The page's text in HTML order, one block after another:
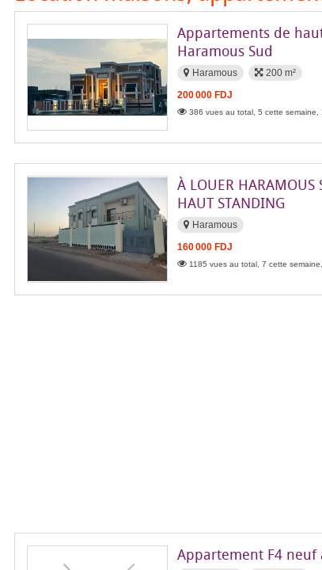
Appartements de
Haramous Sud
Haramous
200 m²
200 000 FDJ
386 vues au total, 5 cette semaine,
À LOUER HARAMOUS
HAUT STANDING
Haramous
160 000 FDJ
1185 vues au total, 7 cette
Appartement F4 neuf